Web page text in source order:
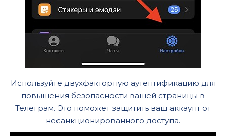
Используйте двухфакторную аутентификацию для
повышения безопасности вашей страницы в
Телеграм. Это поможет защитить ваш аккаунт от
несанкционированного доступа.